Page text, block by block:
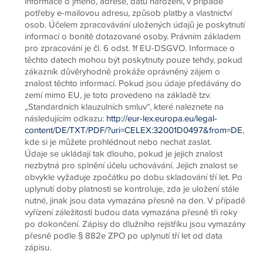
potřeby e-mailovou adresu, způsob platby a vlastnictví
osob. Účelem zpracovávání uložených údajů je poskytnutí
informací o bonitě dotazované osoby. Právním základem
pro zpracování je čl. 6 odst. 1f EU-DSGVO. Informace o
těchto datech mohou být poskytnuty pouze tehdy, pokud
zákazník důvěryhodně prokáže oprávněný zájem o
znalost těchto informací. Pokud jsou údaje předávány do
zemí mimo EU, je toto provedeno na základě tzv.
„Standardních klauzulních smluv“, které naleznete na
následujícím odkazu: http://eur-lex.europa.eu/legal-
content/DE/TXT/PDF/?uri=CELEX:32001D0497&from=DE,
kde si je můžete prohlédnout nebo nechat zaslat.
Údaje se ukládají tak dlouho, pokud je jejich znalost
nezbytná pro splnění účelu uchovávání. Jejich znalost se
obvykle vyžaduje zpočátku po dobu skladování tří let. Po
uplynutí doby platnosti se kontroluje, zda je uložení stále
nutné, jinak jsou data vymazána přesně na den. V případě
vyřízení záležitosti budou data vymazána přesně tři roky
po dokončení. Zápisy do dlužního rejstříku jsou vymazány
přesně podle § 882e ZPO po uplynutí tří let od data
zápisu.